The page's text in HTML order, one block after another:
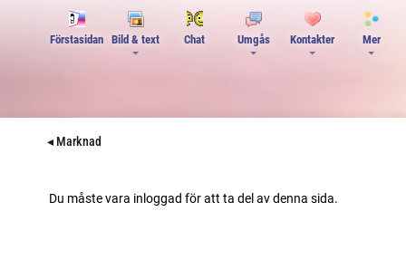
Förstasidan Bild & text Chat Umgås Kontakter Mer
◂ Marknad
Du måste vara inloggad för att ta del av denna sida.